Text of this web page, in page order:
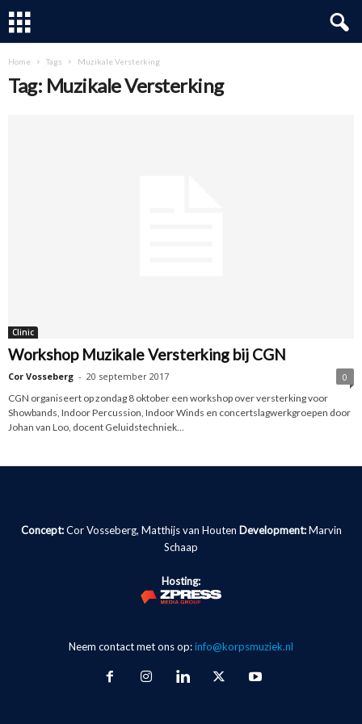
Home Tags Muzikale Versterking
Tag: Muzikale Versterking
Clinic
Workshop Muzikale Versterking bij CGN
Cor Vosseberg - 20 september 2017
0
CGN organiseert op zondag 8 oktober een workshop over versterking voor
Showbands, Indoor Percussion, Indoor Winds en concertslagwerkgroepen door
Johan van Loo, docent Geluidstechniek...
Concept:Cor Vosseberg, Matthijs van Houten Development: Marvin
Schaap
Hosting:
Neem contact met ons op:info@korpsmuziek.nl